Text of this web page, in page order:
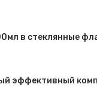
в стеклянные
эффективный